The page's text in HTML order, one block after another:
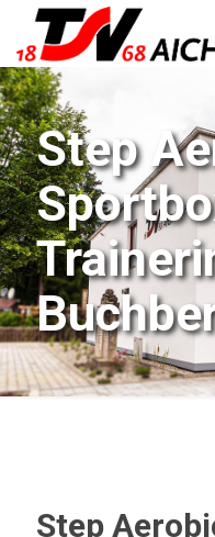
Step
Step